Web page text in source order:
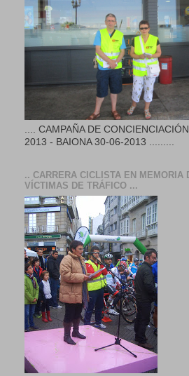
.... CAMPAÑA DE
2013 - BAIONA 30-06-2013 .........
.. CARRERA CICLISTA EN MEMORIA
VÍCTIMAS DE TRÁFICO ...